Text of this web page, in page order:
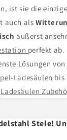
ist sie die
auch als
äußerst
perfekt ab.
Lösungen von
Ladesäulen bis
Ladesäulen
Stele!